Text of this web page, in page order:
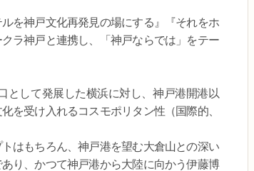
を神戸文化再発見の場にする』『それをホ
ラ神戸と連携し、「神戸ならでは」をテー
して発展した横浜に対し、神戸港開港以
を受け入れるコスモポリタン性（国際的、
はもちろん、神戸港を望む大倉山との深い
り、かつて神戸港から大陸に向かう伊藤博